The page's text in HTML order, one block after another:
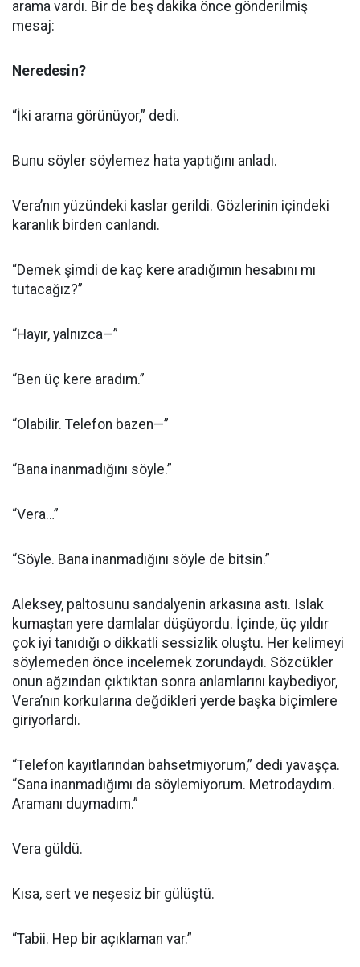
arama vardı. Bir de beş dakika önce gönderilmiş
mesaj:
Neredesin?
“İki arama görünüyor,” dedi.
Bunu söyler söylemez hata yaptığını anladı.
Vera’nın yüzündeki kaslar gerildi. Gözlerinin içindeki
karanlık birden canlandı.
“Demek şimdi de kaç kere aradığımın hesabını mı
tutacağız?”
“Hayır, yalnızca—”
“Ben üç kere aradım.”
“Olabilir. Telefon bazen—”
“Bana inanmadığını söyle.”
“Vera…”
“Söyle. Bana inanmadığını söyle de bitsin.”
Aleksey, paltosunu sandalyenin arkasına astı. Islak
kumaştan yere damlalar düşüyordu. İçinde, üç yıldır
çok iyi tanıdığı o dikkatli sessizlik oluştu. Her kelimeyi
söylemeden önce incelemek zorundaydı. Sözcükler
onun ağzından çıktıktan sonra anlamlarını kaybediyor,
Vera’nın korkularına değdikleri yerde başka biçimlere
giriyorlardı.
“Telefon kayıtlarından bahsetmiyorum,” dedi yavaşça.
“Sana inanmadığımı da söylemiyorum. Metrodaydım.
Aramanı duymadım.”
Vera güldü.
Kısa, sert ve neşesiz bir gülüştü.
“Tabii. Hep bir açıklaman var.”